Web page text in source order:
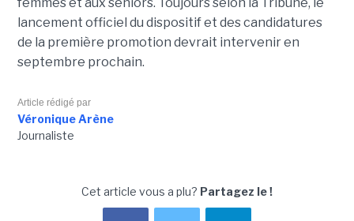
lancement officiel du dispositif et des candidatures
de la première promotion devrait intervenir en
septembre prochain.
Article rédigé par
Véronique Arène
Journaliste
Cet article vous a plu? Partagez le !